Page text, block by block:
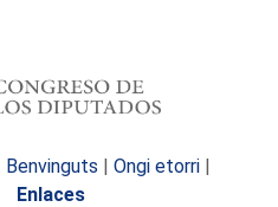
Benvinguts | Ongi etorri |
Enlaces